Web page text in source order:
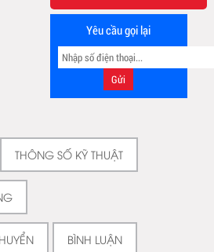
Yêu cầu gọi lại
THÔNG SỐ KỸ THUẬT
BÌNH LUẬN